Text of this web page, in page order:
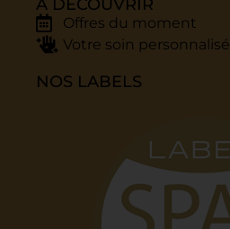
A DÉCOUVRIR
Offres du moment
Votre soin personnalisé
NOS LABELS